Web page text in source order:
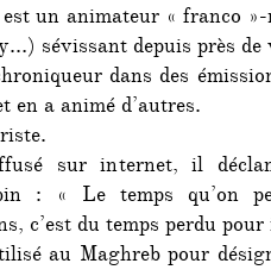
un animateur « franco
sévissant depuis près de
dans des
a animé d’autres.
sur internet, il
: « Le temps qu’on
c’est du temps perdu
au Maghreb pour